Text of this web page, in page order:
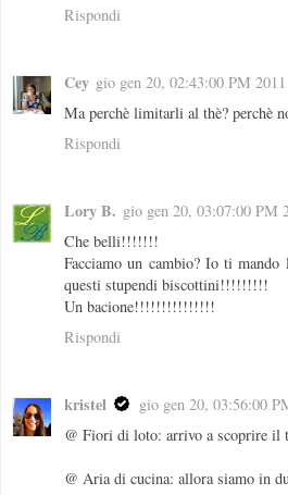
Rispondi
Cey gio gen 20, 02:43:00 PM 2011
Ma perchè limitarli al thè? perchè
Rispondi
Lory B. gio gen 20, 03:07:00 PM
Che belli!!!!!!!
Facciamo un cambio? Io ti
questi stupendi biscottini!!!!!!!!!
Un bacione!!!!!!!!!!!!!!!
Rispondi
kristel
gio gen 20, 03:56:00
@ Fiori di loto: arrivo a scoprire il
@ Aria di cucina: allora siamo in